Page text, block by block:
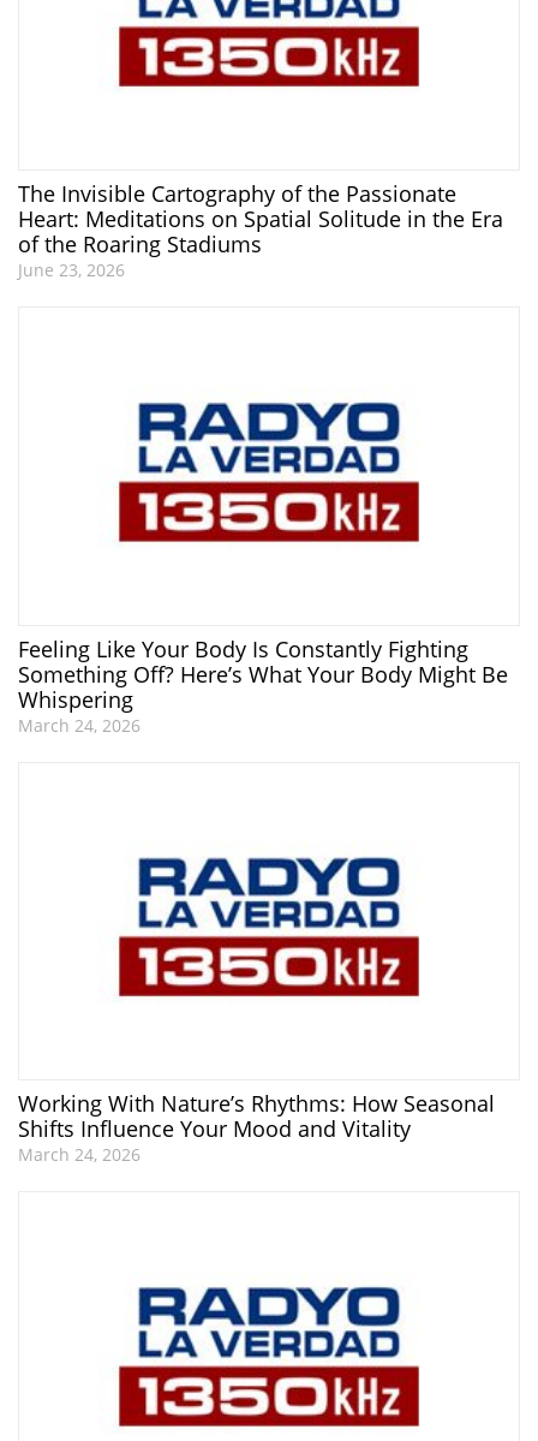
The Invisible Cartography of the Passionate
Heart: Meditations on Spatial Solitude in the Era
of the Roaring Stadiums
June 23, 2026
Feeling Like Your Body Is Constantly Fighting
Something Off? Here’s What Your Body Might Be
Whispering
March 24, 2026
Working With Nature’s Rhythms: How Seasonal
Shifts Influence Your Mood and Vitality
March 24, 2026